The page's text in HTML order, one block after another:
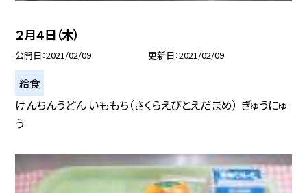
２月４日（木）
公開日 2021/02/09 更新日 2021/02/09
給食
けんちんうどん いももち（さくらえびとえだまめ） ぎゅうにゅ
う